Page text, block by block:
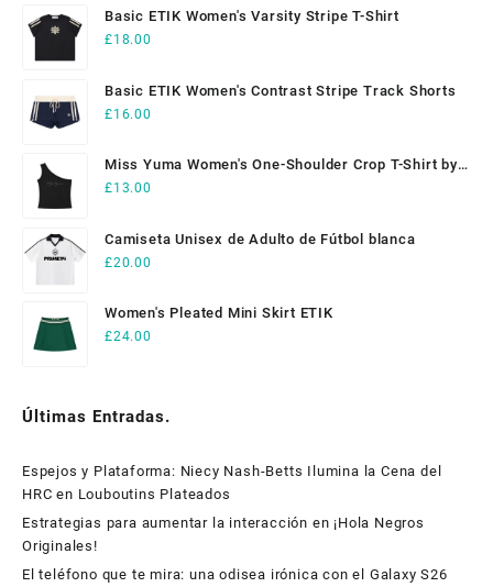
Basic ETIK Women's Varsity Stripe T-Shirt
£18.00
Basic ETIK Women's Contrast Stripe Track Shorts
£16.00
Miss Yuma Women's One-Shoulder Crop T-Shirt by
ETIK
£13.00
Camiseta Unisex de Adulto de Fútbol blanca
£20.00
Women's Pleated Mini Skirt ETIK
£24.00
Últimas Entradas.
Espejos y Plataforma: Niecy Nash-Betts Ilumina la Cena del
HRC en Louboutins Plateados
Estrategias para aumentar la interacción en ¡Hola Negros
Originales!
El teléfono que te mira: una odisea irónica con el Galaxy S26